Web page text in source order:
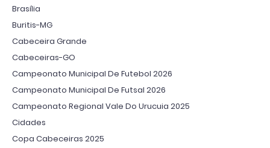
Brasília
Buritis-MG
Cabeceira Grande
Cabeceiras-GO
Campeonato Municipal De Futebol 2026
Campeonato Municipal De Futsal 2026
Campeonato Regional Vale Do Urucuia 2025
Cidades
Copa Cabeceiras 2025